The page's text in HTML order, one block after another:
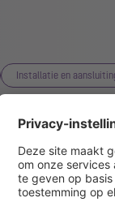
Installatie en